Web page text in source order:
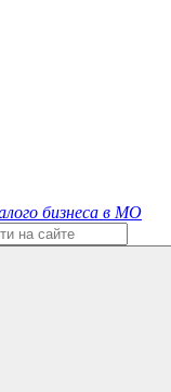
бизнеса в МО